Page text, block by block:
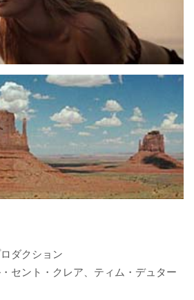
ダクション
セント・クレア、ティム・デュター